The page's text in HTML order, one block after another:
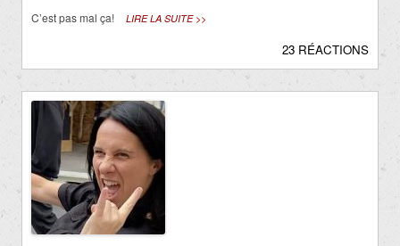
C’est pas mal ça! LIRE LA SUITE >>
23 RÉACTIONS